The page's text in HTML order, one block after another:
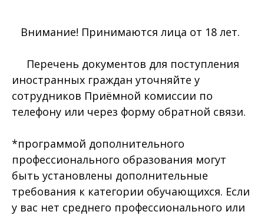
Внимание! Принимаются лица от 18 лет.
Перечень документов для поступления
иностранных граждан уточняйте у
сотрудников Приёмной комиссии по
телефону или через форму обратной связи.
*программой дополнительного
профессионального образования могут
быть установлены дополнительные
требования к категории обучающихся. Если
у вас нет среднего профессионального или